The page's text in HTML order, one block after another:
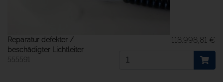
Reparatur defekter /
beschädigter Lichtleiter
555591
118.998,81 €